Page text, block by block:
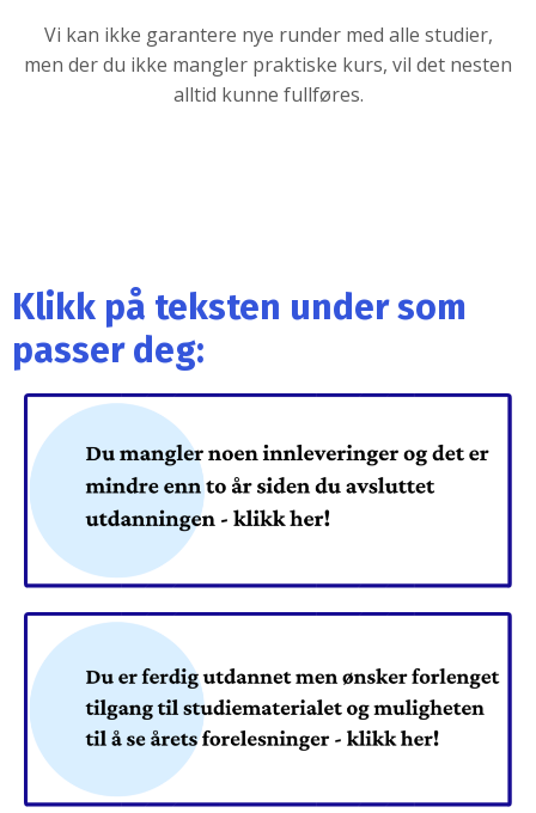
Vi kan ikke garantere nye runder med alle studier,
men der du ikke mangler praktiske kurs, vil det nesten
alltid kunne fullføres.
Klikk på teksten under som
passer deg: